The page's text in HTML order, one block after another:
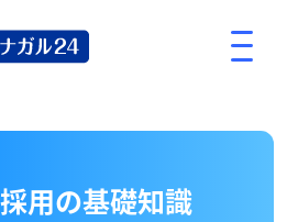
用の基礎知識